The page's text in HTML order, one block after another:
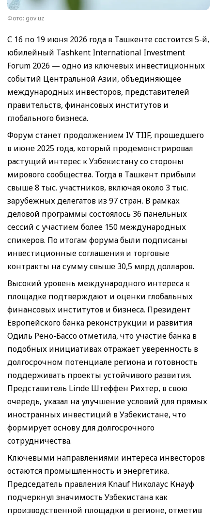
Фото: gov.uz
С 16 по 19 июня 2026 года в Ташкенте состоится 5-й,
юбилейный Tashkent International Investment
Forum 2026 — одно из ключевых инвестиционных
событий Центральной Азии, объединяющее
международных инвесторов, представителей
правительств, финансовых институтов и
глобального бизнеса.
Форум станет продолжением IV TIIF, прошедшего
в июне 2025 года, который продемонстрировал
растущий интерес к Узбекистану со стороны
мирового сообщества. Тогда в Ташкент прибыли
свыше 8 тыс. участников, включая около 3 тыс.
зарубежных делегатов из 97 стран. В рамках
деловой программы состоялось 36 панельных
сессий с участием более 150 международных
спикеров. По итогам форума были подписаны
инвестиционные соглашения и торговые
контракты на сумму свыше 30,5 млрд долларов.
Высокий уровень международного интереса к
площадке подтверждают и оценки глобальных
финансовых институтов и бизнеса. Президент
Европейского банка реконструкции и развития
Одиль Рено-Бассо отметила, что участие банка в
подобных инициативах отражает уверенность в
долгосрочном потенциале региона и готовность
поддерживать проекты устойчивого развития.
Представитель Linde Штеффен Рихтер, в свою
очередь, указал на улучшение условий для прямых
иностранных инвестиций в Узбекистане, что
формирует основу для долгосрочного
сотрудничества.
Ключевыми направлениями интереса инвесторов
остаются промышленность и энергетика.
Председатель правления Knauf Николаус Кнауф
подчеркнул значимость Узбекистана как
производственной площадки в регионе, отметив